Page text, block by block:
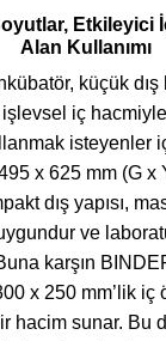
Etkileyici
Alan Kullanımı
küçük dış
iç
isteyenler
x 625 mm (G x
dış yapısı,
ve
karşın
x 250 mm’lik
hacim sunar. Bu